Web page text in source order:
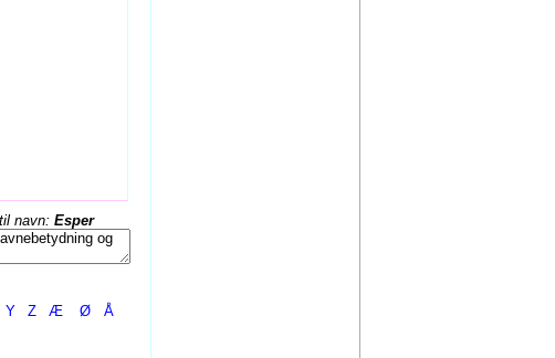
navn: Esper
Y Z Æ Ø Å